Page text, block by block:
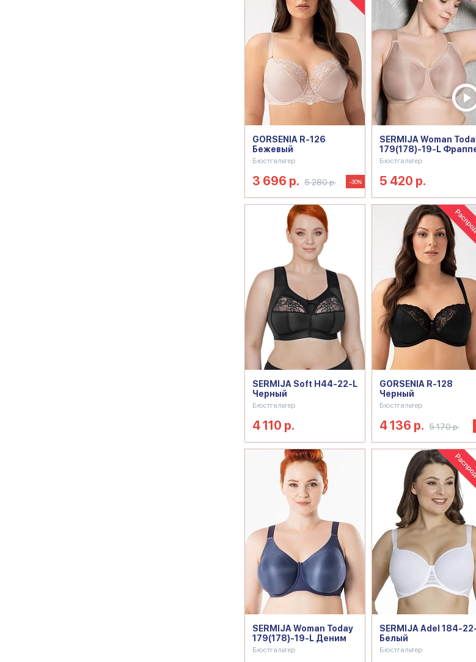
GORSENIA R-126
Бежевый
Бюстгальтер
3 696 р. 5 280 р. -30%
SERMIJA Woman
179(178)-19-L
Бюстгальтер
5 420 р.
SERMIJA Soft H44-22-L
Черный
Бюстгальтер
4 110 р.
GORSENIA R-128
Черный
Бюстгальтер
4 136 р. 5 170 р.
SERMIJA Woman Today
179(178)-19-L Деним
Бюстгальтер
SERMIJA Adel 184-
Белый
Бюстгальтер